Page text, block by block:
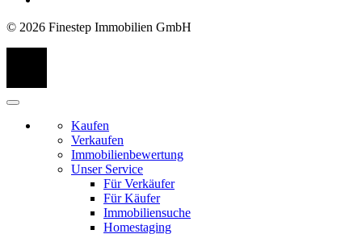
© 2026 Finestep Immobilien GmbH
Kaufen
Verkaufen
Immobilienbewertung
Unser Service
Für Verkäufer
Für Käufer
Immobiliensuche
Homestaging